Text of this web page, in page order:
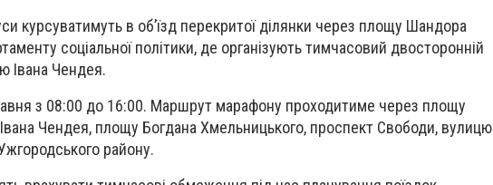
курсуватимуть в об’їзд перекритої ділянки через площу Шандора
соціальної політики, де організують тимчасовий двосторонній
Івана Чендея.
з 08:00 до 16:00. Маршрут марафону проходитиме через площу
Чендея, площу Богдана Хмельницького, проспект Свободи, вулицю
району.